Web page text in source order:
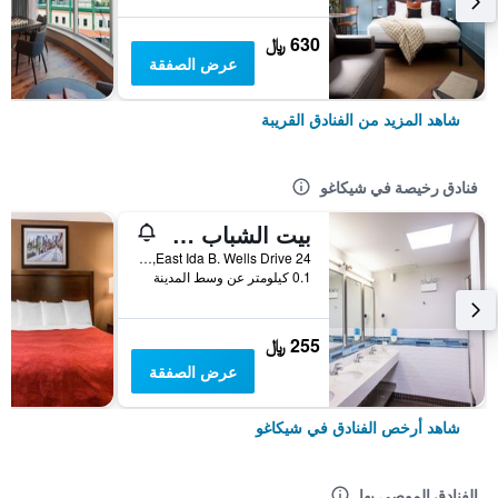
630 ﷼
عرض الصفقة
شاهد المزيد من الفنادق القريبة
فنادق رخيصة في شيكاغو
بيت الشباب HI Chicago
24 East Ida B. Wells Drive, شيكاغو, IL, الولايات المتحدة الأميريكية
0.1 كيلومتر عن وسط المدينة
255 ﷼
عرض الصفقة
شاهد أرخص الفنادق في شيكاغو